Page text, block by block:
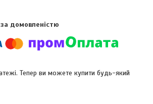
за домовленістю
Тепер ви можете купити будь-який